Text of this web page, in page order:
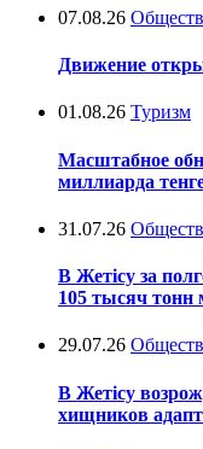
07.08.26
Движение
01.08.26 Туризм
Масштабное
миллиарда
31.07.26
В Жетісу за
105 тысяч тонн
29.07.26
В Жетісу
хищников